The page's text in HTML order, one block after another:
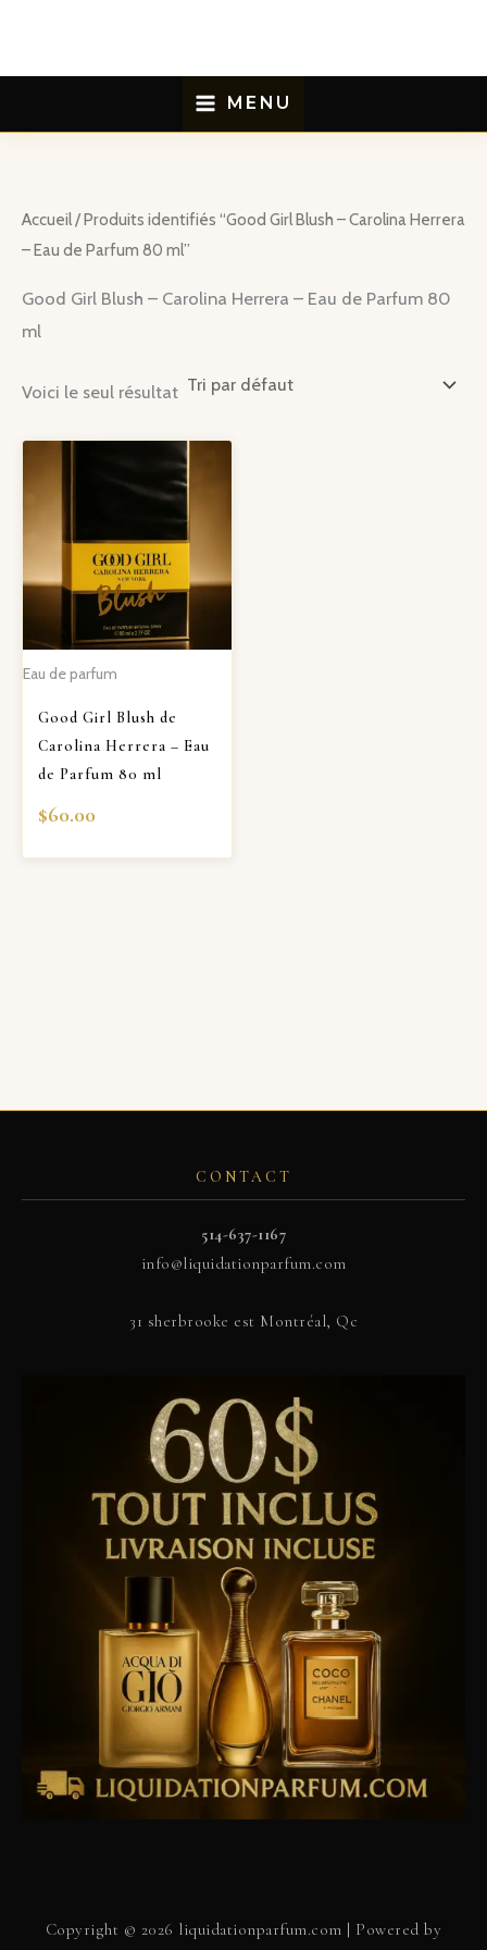
contenu
MENU
Accueil/ Produits identifiés “Good Girl Blush – Carolina Herrera
– Eau de Parfum 80 ml”
Good Girl Blush – Carolina Herrera – Eau de Parfum 80
ml
Voici le seul résultat
Eau de parfum
Good Girl Blush de
Carolina Herrera – Eau
de Parfum 80 ml
$60.00
CONTACT
514-637-1167
info@liquidationparfum.com
31 sherbrooke est Montréal, Qc
Copyright © 2026 liquidationparfum.com | Powered by